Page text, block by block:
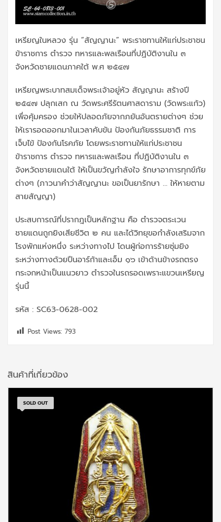
เหรียญในหลวง รุ่น “สัญญานะ” พระราชทานให้แก่ประชาชน
ข้าราชการ ตำรวจ ทหารและพลเรือนที่ปฏิบัติงานใน ๓
จังหวัดชายแดนภาคใต้ พ.ศ ๒๕๔๗
เหรียญพระบาทสมเด็จพระเจ้าอยู่หัว สัญญานะ สร้างปี
๒๕๔๗ ปลุกเสก ณ วัดพระศรีรัตนศาสดาราม (วัดพระแก้ว)
เพื่อคุ้มครอง ช่วยให้ปลอดภัยจากภยันอันตรายต่างๆ ช่วย
ให้เรารอดออกมาในเวลาคับขัน ป้องกันภัยธรรมชาติ การ
เจ็บไข้ ป้องกันโรคภัย โดยพระราชทานให้แก่ประชาชน
ข้าราชการ ตำรวจ ทหารและพลเรือน ที่ปฏิบัติงานใน ๓
จังหวัดชายแดนใต้ ให้เป็นขวัญกำลังใจ รักษาอาการทุกข์ภัย
ต่างๆ (ภาวนาคำว่าสัญญานะ ขอเป็นยารักษา … ให้หายตาม
สายสัญญา)
ประสบการณ์ที่ปรากฎเป็นหลักฐาน คือ ตำรวจตระเวน
ชายแดนถูกยิงเสียชีวิต ๒ คน และได้วิทยุขอกำลังเสริมจาก
โรงพักแห่งหนึ่ง ระหว่างทางไป โดนผู้ก่อการร้ายซุ่มยิง
ระหว่างทางด้วยปืนอาร์ก้าและเอ็ม ๑๖ เข้าด้านข้างรถตรง
กระจกหน้าเป็นแนวยาว ตำรวจในรถรอดเพราะแขวนเหรียญ
รุ่นนี้
รหัส : SC63-0628-002
Post Views: 793
สินค้าที่เกี่ยวข้อง
SOLD OUT